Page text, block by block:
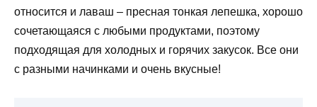
относится и лаваш – пресная тонкая лепешка, хорошо
сочетающаяся с любыми продуктами, поэтому
подходящая для холодных и горячих закусок. Все они
с разными начинками и очень вкусные!